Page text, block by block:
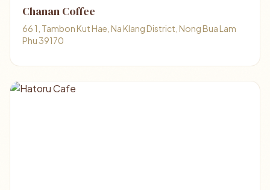
Chanan Coffee
66 1, Tambon Kut Hae, Na Klang District, Nong Bua Lam
Phu 39170